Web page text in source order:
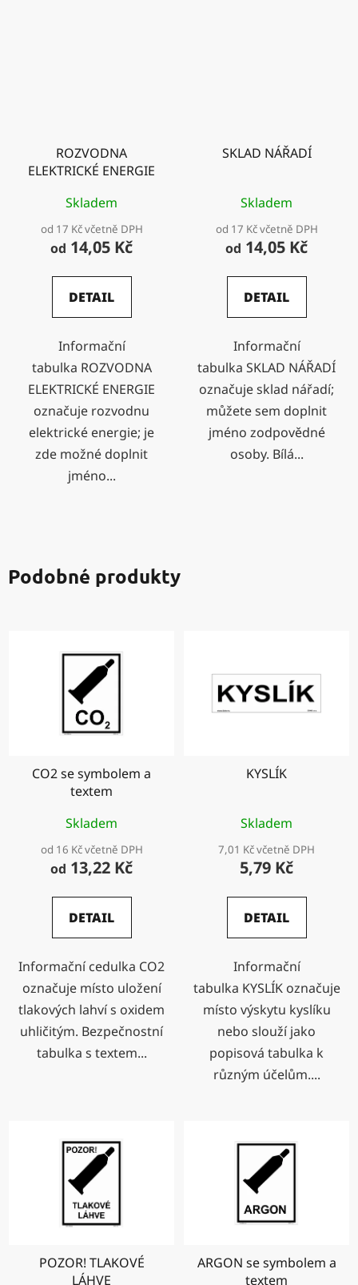
ROZVODNA
ELEKTRICKÉ ENERGIE
Skladem
od 17 Kč včetně DPH
od 14,05 Kč
DETAIL
Informační
tabulka ROZVODNA
ELEKTRICKÉ ENERGIE
označuje rozvodnu
elektrické energie; je
zde možné doplnit
jméno...
SKLAD NÁŘADÍ
Skladem
od 17 Kč včetně DPH
od 14,05 Kč
DETAIL
Informační
tabulka SKLAD NÁŘADÍ
označuje sklad nářadí;
můžete sem doplnit
jméno zodpovědné
osoby. Bílá...
Podobné produkty
CO2 se symbolem a
textem
Skladem
od 16 Kč včetně DPH
od 13,22 Kč
DETAIL
Informační cedulka CO2
označuje místo uložení
tlakových lahví s oxidem
uhličitým. Bezpečnostní
tabulka s textem...
KYSLÍK
Skladem
7,01 Kč včetně DPH
5,79 Kč
DETAIL
Informační
tabulka KYSLÍK označuje
místo výskytu kyslíku
nebo slouží jako
popisová tabulka k
různým účelům....
POZOR! TLAKOVÉ
LÁHVE
ARGON se symbolem a
textem